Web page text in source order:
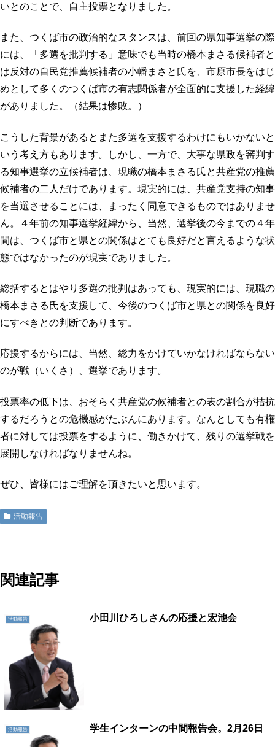
いとのことで、自主投票となりました。
また、つくば市の政治的なスタンスは、前回の県知事選挙の際
には、「多選を批判する」意味でも当時の橋本まさる候補者と
は反対の自民党推薦候補者の小幡まさと氏を、市原市長をはじ
めとして多くのつくば市の有志関係者が全面的に支援した経緯
がありました。（結果は惨敗。）
こうした背景があるとまた多選を支援するわけにもいかないと
いう考え方もあります。しかし、一方で、大事な県政を審判す
る知事選挙の立候補者は、現職の橋本まさる氏と共産党の推薦
候補者の二人だけであります。現実的には、共産党支持の知事
を当選させることには、まったく同意できるものではありませ
ん。４年前の知事選挙経緯から、当然、選挙後の今までの４年
間は、つくば市と県との関係はとても良好だと言えるような状
態ではなかったのが現実でありました。
総括するとはやり多選の批判はあっても、現実的には、現職の
橋本まさる氏を支援して、今後のつくば市と県との関係を良好
にすべきとの判断であります。
応援するからには、当然、総力をかけていかなければならない
のが戦（いくさ）、選挙であります。
投票率の低下は、おそらく共産党の候補者との表の割合が拮抗
するだろうとの危機感がたぶんにあります。なんとしても有権
者に対しては投票をするように、働きかけて、残りの選挙戦を
展開しなければなりませんね。
ぜひ、皆様にはご理解を頂きたいと思います。
活動報告
関連記事
活動報告 小田川ひろしさんの応援と宏池会
活動報告 学生インターンの中間報告会。2月26日